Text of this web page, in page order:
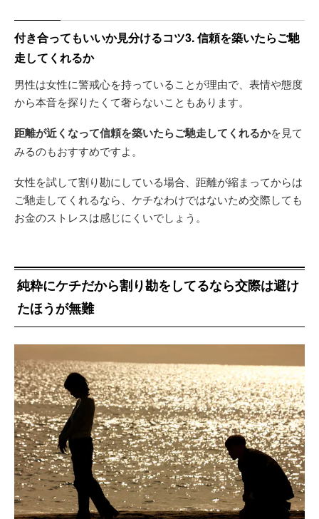
付き合ってもいいか見分けるコツ3. 信頼を築いたらご馳
走してくれるか
男性は女性に警戒心を持っていることが理由で、表情や態度
から本音を探りたくて奢らないこともあります。
距離が近くなって信頼を築いたらご馳走してくれるかを見て
みるのもおすすめですよ。
女性を試して割り勘にしている場合、距離が縮まってからは
ご馳走してくれるなら、ケチなわけではないため交際しても
お金のストレスは感じにくいでしょう。
純粋にケチだから割り勘をしてるなら交際は避け
たほうが無難